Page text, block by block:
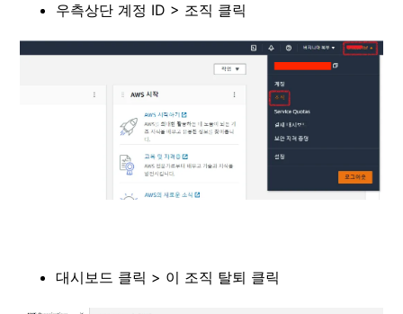
우측상단 계정 ID > 조직 클릭
대시보드 클릭 > 이 조직 탈퇴 클릭